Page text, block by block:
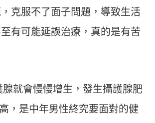
克服不了面子問題，導致生活
有可能延誤治療，真的是有苦
就會慢慢增生，發生攝護腺肥
，是中年男性終究要面對的健